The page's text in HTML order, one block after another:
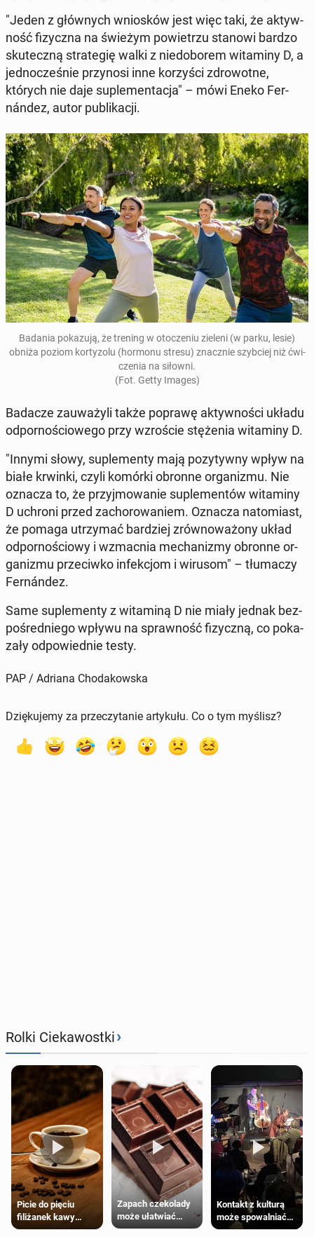
"Jeden z głów­nych wnio­sków jest więc taki, że ak­tyw­
ność fi­zycz­na na świeżym po­wie­trzu stanowi bardzo
sku­tecz­ną stra­te­gię walki z nie­do­bo­rem wi­ta­mi­ny D, a
jed­no­cze­śnie przy­no­si inne ko­rzy­ści zdro­wot­ne,
których nie daje su­ple­men­ta­cja" – mówi Eneko Fer­
nán­dez, autor pu­bli­ka­cji.
Badania po­ka­zu­ją, że trening w oto­cze­niu zieleni (w parku, lesie)
obniża poziom kor­ty­zo­lu (hormonu stresu) znacz­nie szyb­ciej niż ćwi­
cze­nia na siłowni.
(Fot. Getty Images)
Badacze za­uwa­ży­li także poprawę ak­tyw­no­ści układu
od­por­no­ścio­we­go przy wzro­ście stę­że­nia wi­ta­mi­ny D.
"Innymi słowy, su­ple­men­ty mają po­zy­tyw­ny wpływ na
białe krwinki, czyli komórki obronne or­ga­ni­zmu. Nie
oznacza to, że przyj­mo­wa­nie su­ple­men­tów wi­ta­mi­ny
D uchroni przed za­cho­ro­wa­niem. Oznacza na­to­miast,
że pomaga utrzy­mać bar­dziej zrów­no­wa­żo­ny układ
od­por­no­ścio­wy i wzmac­nia me­cha­ni­zmy obronne or­
ga­ni­zmu prze­ciw­ko in­fek­cjom i wirusom" – tłu­ma­czy
Fer­nán­dez.
Same su­ple­men­ty z wi­ta­mi­ną D nie miały jednak bez­
po­śred­nie­go wpływu na spraw­ność fi­zycz­ną, co po­ka­
za­ły od­po­wied­nie testy.
PAP / Adriana Chodakowska
Dziękujemy za przeczytanie artykułu. Co o tym myślisz?
Rolki Ciekawostki›
Picie do pięciu
filiżanek kawy
dziennie jest
Zapach czekolady
może ułatwiać
trening siłowy
Kontakt z kulturą
może spowalniać
starzenie